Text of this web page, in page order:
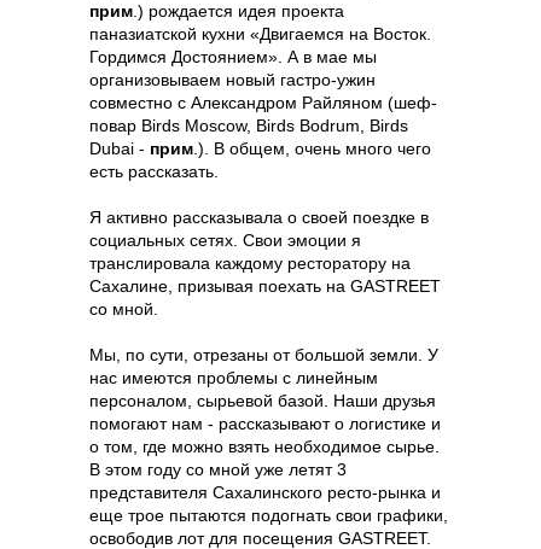
прим .) рождается идея проекта
паназиатской кухни «Двигаемся на Восток.
Гордимся Достоянием». А в мае мы
организовываем новый гастро-ужин
совместно с Александром Райляном (шеф-
повар Birds Moscow, Birds Bodrum, Birds
Dubai - прим .). В общем, очень много чего
есть рассказать.
Я активно рассказывала о своей поездке в
социальных сетях. Свои эмоции я
транслировала каждому ресторатору на
Сахалине, призывая поехать на GASTREET
со мной.
Мы, по сути, отрезаны от большой земли. У
нас имеются проблемы с линейным
персоналом, сырьевой базой. Наши друзья
помогают нам - рассказывают о логистике и
о том, где можно взять необходимое сырье.
В этом году со мной уже летят 3
представителя Сахалинского ресто-рынка и
еще трое пытаются подогнать свои графики,
освободив лот для посещения GASTREET.